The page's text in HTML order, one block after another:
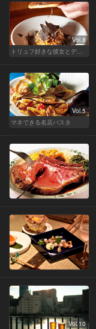
Vol.8
トリュフ好きな彼女とデートにおすすめ！東京の人気店
Vol.5
マネできる名店パスタ
Vol.10